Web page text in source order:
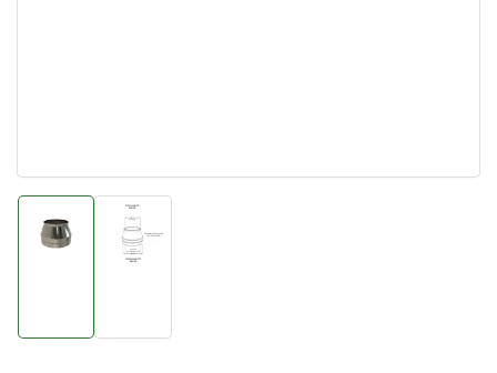
galerijweergavegalerijweergave